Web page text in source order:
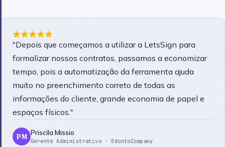
"Depois que começamos a utilizar a LetsSign para
formalizar nossos contratos, passamos a economizar
tempo, pois a automatização da ferramenta ajuda
muito no preenchimento correto de todas as
informações do cliente, grande economia de papel e
espaços físicos."
PM Priscila Missio
Gerente Administrativo · OdontoCompany